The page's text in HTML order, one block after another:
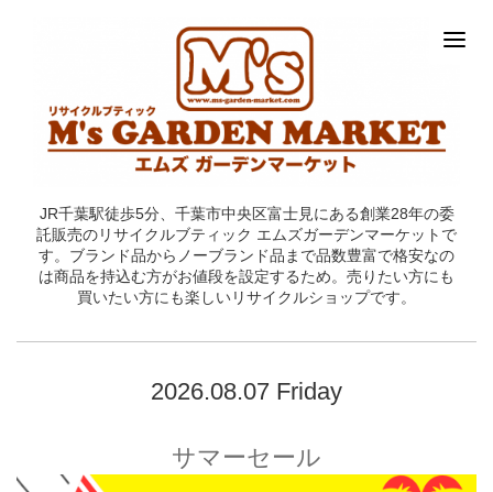
JR千葉駅徒歩5分、千葉市中央区富士見にある創業28年の委
託販売のリサイクルブティック エムズガーデンマーケットで
す。ブランド品からノーブランド品まで品数豊富で格安なの
は商品を持込む方がお値段を設定するため。売りたい方にも
買いたい方にも楽しいリサイクルショップです。
2026.08.07 Friday
サマーセール